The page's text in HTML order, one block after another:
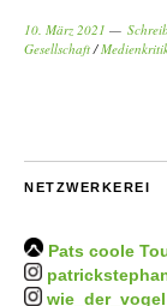
10. März 2021
Gesellschaft /
NETZWERKEREI
Pats coole
wie_der_vogel